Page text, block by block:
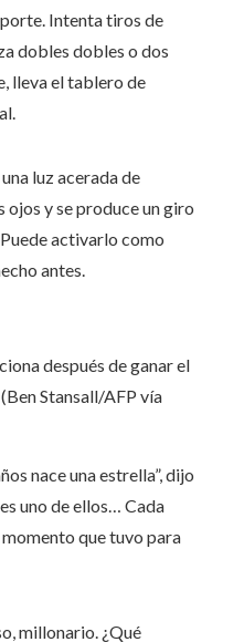
Intenta tiros de
dobles dobles o dos
lleva el tablero de
luz acerada de
ojos y se produce un giro
activarlo como
antes.
después de ganar el
Stansall/AFP vía
nace una estrella”, dijo
uno de ellos… Cada
que tuvo para
millonario. ¿Qué